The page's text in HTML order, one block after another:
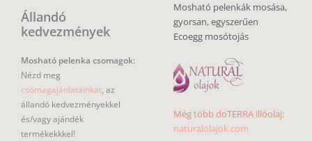
Állandó
kedvezmények
Mosható pelenka csomagok:
Nézd meg
csomagajánlatainkat, az
állandó kedvezményekkel
és/vagy ajándék
termékekkkel!
Mosható pelenkák mosása,
gyorsan, egyszerűen
Ecoegg mosótojás
Még több doTERRA illóolaj:
naturalolajok.com